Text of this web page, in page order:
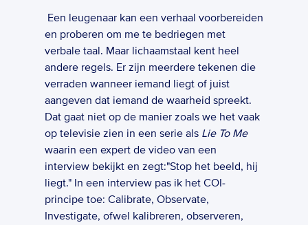
en proberen om me te bedriegen met
verbale taal. Maar lichaamstaal kent heel
andere regels. Er zijn meerdere tekenen die
verraden wanneer iemand liegt of juist
aangeven dat iemand de waarheid spreekt.
Dat gaat niet op de manier zoals we het vaak
op televisie zien in een serie als Lie To Me
waarin een expert de video van een
interview bekijkt en zegt:"Stop het beeld, hij
liegt." In een interview pas ik het COI-
principe toe: Calibrate, Observate,
Investigate, ofwel kalibreren, observeren,